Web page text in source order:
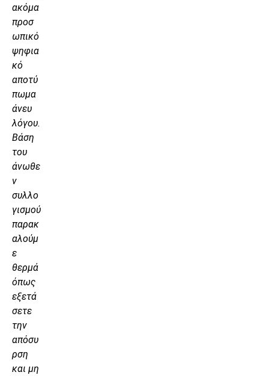
ακόμα
προσ
ωπικό
ψηφια
κό
αποτύ
πωμα
άνευ
λόγου.
Βάση
του
άνωθε
ν
συλλο
γισμού
παρακ
αλούμ
ε
θερμά
όπως
εξετά
σετε
την
απόσυ
ρση
και μη